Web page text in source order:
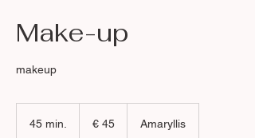
Make-up
makeup
45 min. € 45 Amaryllis